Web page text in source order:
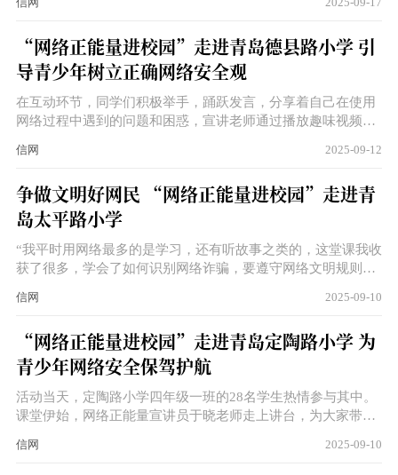
合近期社会上关注的网络安全事件，提醒同学们文明用网、理
“网络正能量进校园”走进青岛德县路小学 引
导青少年树立正确网络安全观
在互动环节，同学们积极举手，踊跃发言，分享着自己在使用
网络过程中遇到的问题和困惑，宣讲老师通过播放趣味视频、
体。
信网 2025-09-12
争做文明好网民 “网络正能量进校园”走进青
岛太平路小学
“我平时用网络最多的是学习，还有听故事之类的，这堂课我收
获了很多，学会了如何识别网络诈骗，要遵守网络文明规则，
或者直接退群。”四年级三班学生孙永浚告诉记者。
信网 2025-09-10
“网络正能量进校园”走进青岛定陶路小学 为
青少年网络安全保驾护航
活动当天，定陶路小学四年级一班的28名学生热情参与其中。
课堂伊始，网络正能量宣讲员于晓老师走上讲台，为大家带来
熟悉的网络日常切入，于老师生动阐述了网络在学习、娱乐、
信网 2025-09-10